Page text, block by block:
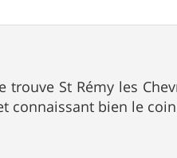
trouve St Rémy les
connaissant bien le